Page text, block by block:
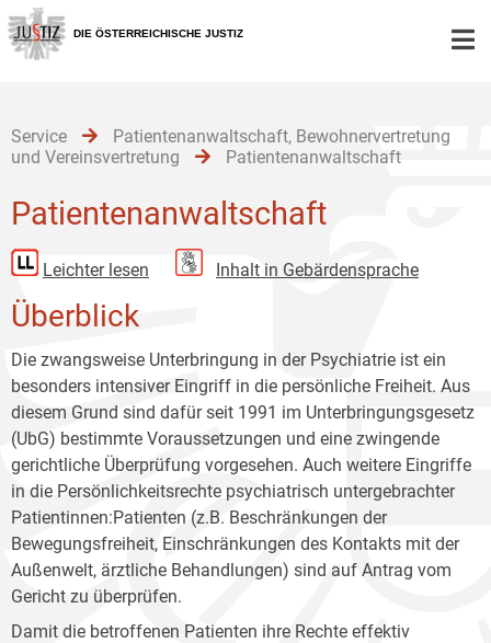
Zur
Hauptnavigation
[1]
Zum
Inhalt
[2]
Zum
Untermenü
[3]
DIE ÖSTERREICHISCHE JUSTIZ
Service
Patientenanwaltschaft, Bewohnervertretung
und Vereinsvertretung
Patientenanwaltschaft
Patientenanwaltschaft
Leichter lesen Inhalt in Gebärdensprache
Überblick
Die zwangsweise Unterbringung in der Psychiatrie ist ein
besonders intensiver Eingriff in die persönliche Freiheit. Aus
diesem Grund sind dafür seit 1991 im Unterbringungsgesetz
(UbG) bestimmte Voraussetzungen und eine zwingende
gerichtliche Überprüfung vorgesehen. Auch weitere Eingriffe
in die Persönlichkeitsrechte psychiatrisch untergebrachter
Patientinnen:Patienten (z.B. Beschränkungen der
Bewegungsfreiheit, Einschränkungen des Kontakts mit der
Außenwelt, ärztliche Behandlungen) sind auf Antrag vom
Gericht zu überprüfen.
Damit die betroffenen Patienten ihre Rechte effektiv